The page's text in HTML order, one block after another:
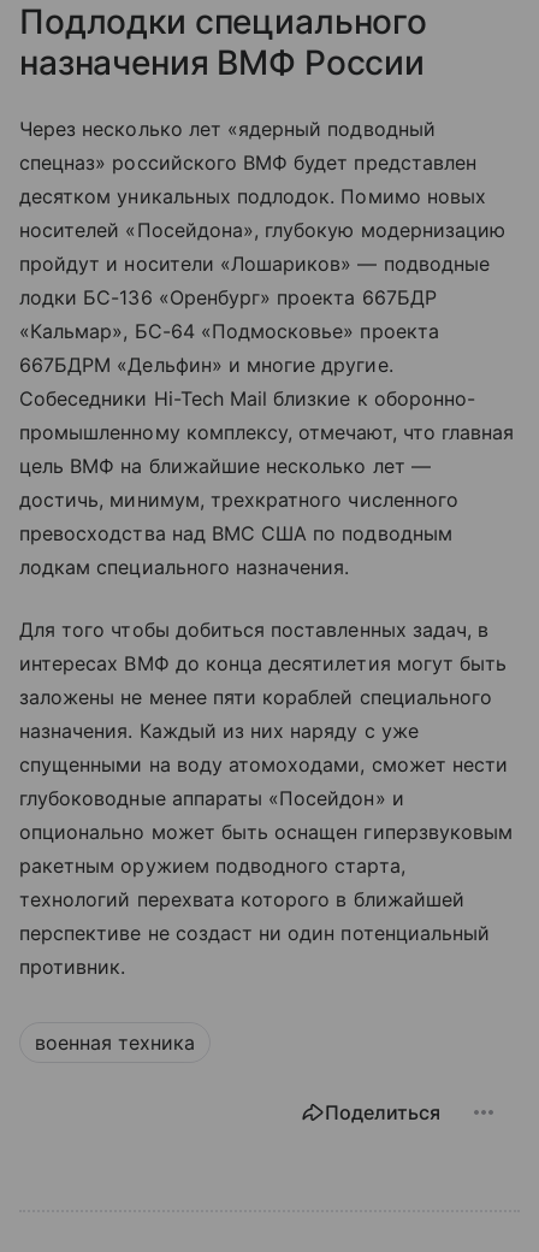
Подлодки специального
назначения ВМФ России
Через несколько лет «ядерный подводный
спецназ» российского ВМФ будет представлен
десятком уникальных подлодок. Помимо новых
носителей «Посейдона», глубокую модернизацию
пройдут и носители «Лошариков» — подводные
лодки БС-136 «Оренбург» проекта 667БДР
«Кальмар», БС-64 «Подмосковье» проекта
667БДРМ «Дельфин» и многие другие.
Собеседники Hi-Tech Mail близкие к оборонно-
промышленному комплексу, отмечают, что главная
цель ВМФ на ближайшие несколько лет —
достичь, минимум, трехкратного численного
превосходства над ВМС США по подводным
лодкам специального назначения.
Для того чтобы добиться поставленных задач, в
интересах ВМФ до конца десятилетия могут быть
заложены не менее пяти кораблей специального
назначения. Каждый из них наряду с уже
спущенными на воду атомоходами, сможет нести
глубоководные аппараты «Посейдон» и
опционально может быть оснащен гиперзвуковым
ракетным оружием подводного старта,
технологий перехвата которого в ближайшей
перспективе не создаст ни один потенциальный
противник.
военная техника
Поделиться